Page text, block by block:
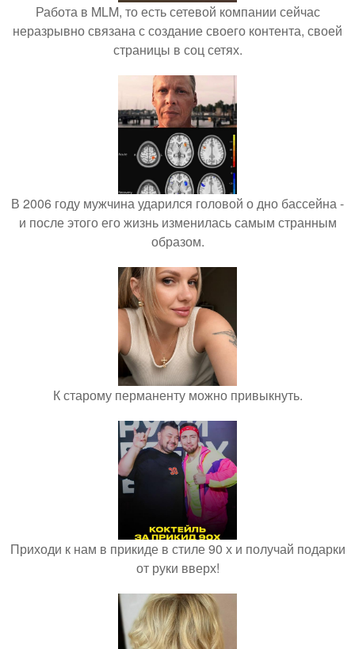
Работа в MLM, то есть сетевой компании сейчас
неразрывно связана с создание своего контента, своей
страницы в соц сетях.
В 2006 году мужчина ударился головой о дно бассейна -
и после этого его жизнь изменилась самым странным
образом.
К старому перманенту можно привыкнуть.
Приходи к нам в прикиде в стиле 90 х и получай подарки
от руки вверх!